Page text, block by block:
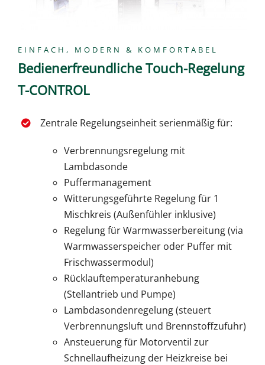
EINFACH, MODERN & KOMFORTABEL
Bedienerfreundliche Touch-Regelung
T-CONTROL
Zentrale Regelungseinheit serienmäßig für:
Verbrennungsregelung mit
Lambdasonde
Puffermanagement
Witterungsgeführte Regelung für 1
Mischkreis (Außenfühler inklusive)
Regelung für Warmwasserbereitung (via
Warmwasserspeicher oder Puffer mit
Frischwassermodul)
Rücklauftemperaturanhebung
(Stellantrieb und Pumpe)
Lambdasondenregelung (steuert
Verbrennungsluft und Brennstoffzufuhr)
Ansteuerung für Motorventil zur
Schnellaufheizung der Heizkreise bei